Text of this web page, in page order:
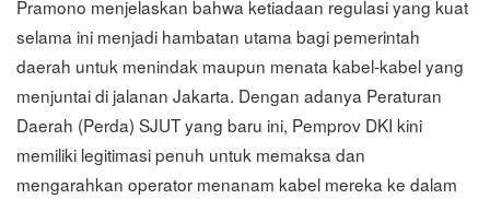
Pramono menjelaskan bahwa ketiadaan regulasi yang kuat
selama ini menjadi hambatan utama bagi pemerintah
daerah untuk menindak maupun menata kabel-kabel yang
menjuntai di jalanan Jakarta. Dengan adanya Peraturan
Daerah (Perda) SJUT yang baru ini, Pemprov DKI kini
memiliki legitimasi penuh untuk memaksa dan
mengarahkan operator menanam kabel mereka ke dalam